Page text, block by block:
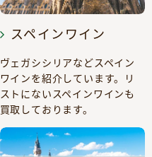
スペインワイン
ヴェガシシリアなどスペイン
ワインを紹介しています。リ
ストにないスペインワインも
買取しております。